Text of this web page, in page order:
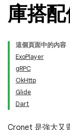
庫搭
這個頁面中的內容
ExoPlayer
gRPC
OkHttp
Glide
Dart
Cronet 是強大又